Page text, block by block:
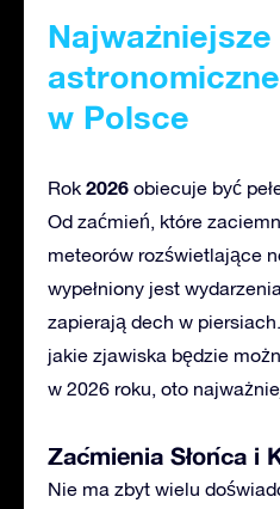
w Polsce
Rok 2026 obiecuje być
Od zaćmień, które
meteorów rozświetlające
wypełniony jest
zapierają dech w
jakie zjawiska będzie
w 2026 roku, oto
Zaćmienia Słońca i
Nie ma zbyt wielu